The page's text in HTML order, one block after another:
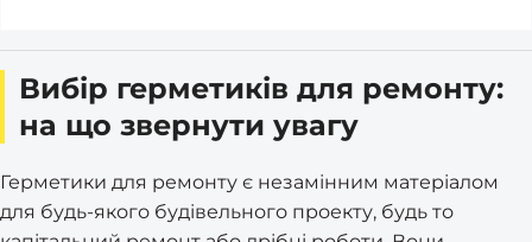
Вибір герметиків для ремонту:
на що звернути увагу
Герметики для ремонту є незамінним матеріалом
для будь-якого будівельного проекту, будь то